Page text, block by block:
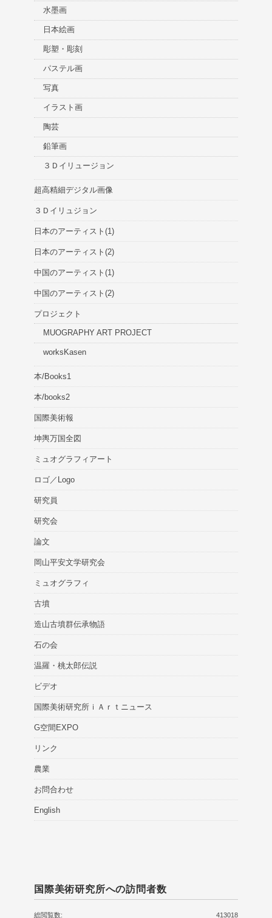
水墨画
日本絵画
彫塑・彫刻
パステル画
写真
イラスト画
陶芸
鉛筆画
３Ｄイリュージョン
超高精細デジタル画像
３Ｄイリュジョン
日本のアーティスト(1)
日本のアーティスト(2)
中国のアーティスト(1)
中国のアーティスト(2)
プロジェクト
MUOGRAPHY ART PROJECT
worksKasen
本/Books1
本/books2
国際美術報
坤輿万国全図
ミュオグラフィアート
ロゴ／Logo
研究員
研究会
論文
岡山平安文学研究会
ミュオグラフィ
古墳
造山古墳群伝承物語
石の会
温羅・桃太郎伝説
ビデオ
国際美術研究所ｉＡｒｔニュース
G空間EXPO
リンク
農業
お問合わせ
English
国際美術研究所への訪問者数
413018
総閲覧数: